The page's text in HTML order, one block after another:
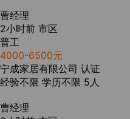
曹经理
2小时前 市区
普工
4000-6500元
宁成家居有限公司 认证
经验不限 学历不限 5人
曹经理